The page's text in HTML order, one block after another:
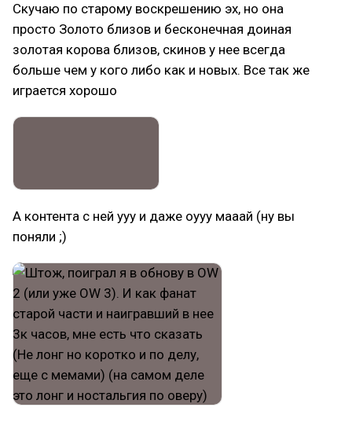
Скучаю по старому воскрешению эх, но она
просто Золото близов и бесконечная доиная
золотая корова близов, скинов у нее всегда
больше чем у кого либо как и новых. Все так же
играется хорошо
А контента с ней ууу и даже оууу мааай (ну вы
поняли ;)